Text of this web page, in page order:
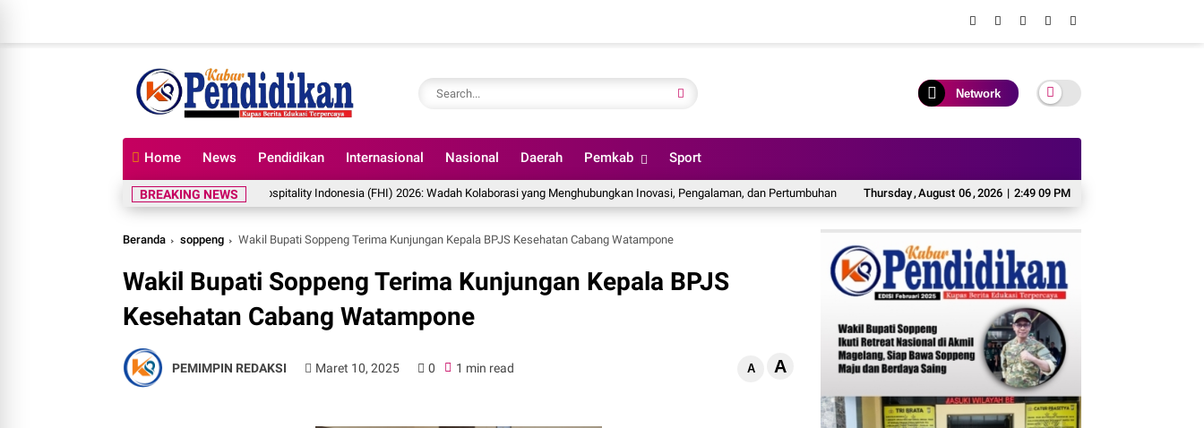
Network
Home News Pendidikan Internasional Nasional Daerah Pemkab Sport
Thursday,August 06,2026 | 2:49 09 PM
BREAKING NEWS
SQUEEZE Hadirkan Fruitful Trip di Food & Hospitality Indonesia (FHI) 2026: Wadah Kolaborasi yang Menghubungkan Inovasi, Pengalaman, dan Pertumbuhan Bersama Holding Perkebunan Nusantara Perkuat Kolaborasi Global, PT
Beranda soppeng Wakil Bupati Soppeng Terima Kunjungan Kepala BPJS Kesehatan Cabang Watampone
Wakil Bupati Soppeng Terima Kunjungan Kepala BPJS
Kesehatan Cabang Watampone
PEMIMPIN REDAKSI Maret 10, 2025 0 1 min read A A